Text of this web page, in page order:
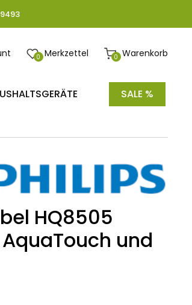
0 Warenkorb
0 Merkzettel
SALE %
HQ8505
und